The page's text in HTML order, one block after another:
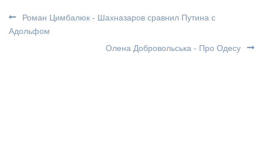
Роман Цимбалюк - Шахназаров сравнил Путина с
Адольфом
Олена Добровольська - Про Одесу